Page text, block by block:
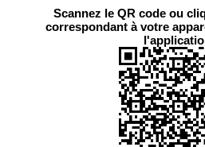
Scannez le QR code ou
correspondant à votre